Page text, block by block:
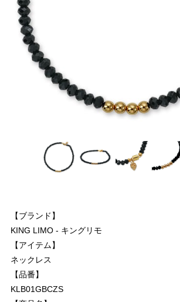
【ブランド】
KING LIMO - キングリモ
【アイテム】
ネックレス
【品番】
KLB01GBCZS